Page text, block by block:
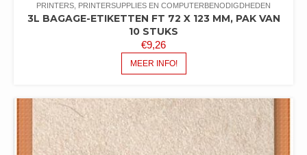
PRINTERS, PRINTERSUPPLIES EN COMPUTERBENODIGDHEDEN
3L BAGAGE-ETIKETTEN FT 72 X 123 MM, PAK VAN
10 STUKS
€9,26
MEER INFO!